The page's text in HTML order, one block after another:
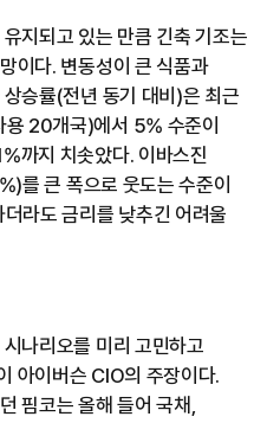
지되고 있는 만큼 긴축 기조는
이다. 변동성이 큰 식품과
승률(전년 동기 대비)은 최근
용 20개국)에서 5% 수준이
까지 치솟았다. 이바스진
를 큰 폭으로 웃도는 수준이
라도 금리를 낮추긴 어려울
나리오를 미리 고민하고
아이버슨 CIO의 주장이다.
핌코는 올해 들어 국채,